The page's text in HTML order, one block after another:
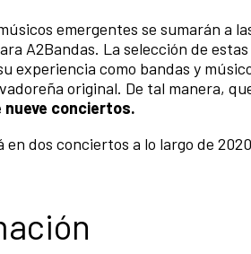
emergentes se sumarán a
A2Bandas. La selección de
experiencia como bandas y
original. De tal manera,
conciertos.
dos conciertos a lo largo de